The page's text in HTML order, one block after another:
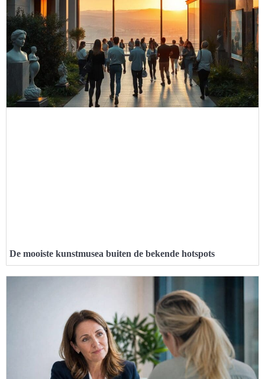
De mooiste kunstmusea buiten de bekende hotspots